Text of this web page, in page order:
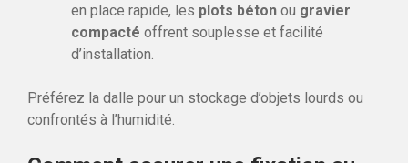
en place rapide, les plots béton ou gravier
compacté offrent souplesse et facilité
d’installation.
Préférez la dalle pour un stockage d’objets lourds ou
confrontés à l’humidité.